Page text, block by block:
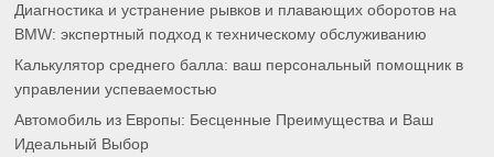
Диагностика и устранение рывков и плавающих оборотов на
BMW: экспертный подход к техническому обслуживанию
Калькулятор среднего балла: ваш персональный помощник в
управлении успеваемостью
Автомобиль из Европы: Бесценные Преимущества и Ваш
Идеальный Выбор